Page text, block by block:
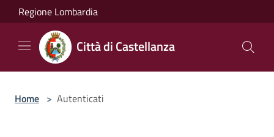
Salta al contenuto principale
Regione Lombardia
Città di Castellanza
Home > Autenticati